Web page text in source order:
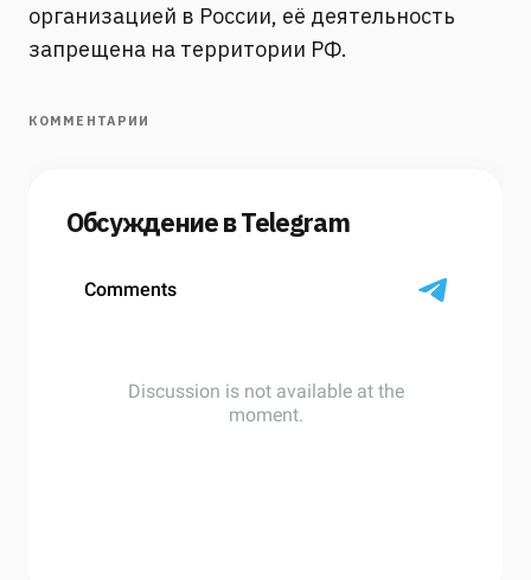
организацией в России, её деятельность
запрещена на территории РФ.
КОММЕНТАРИИ
Обсуждение в Telegram